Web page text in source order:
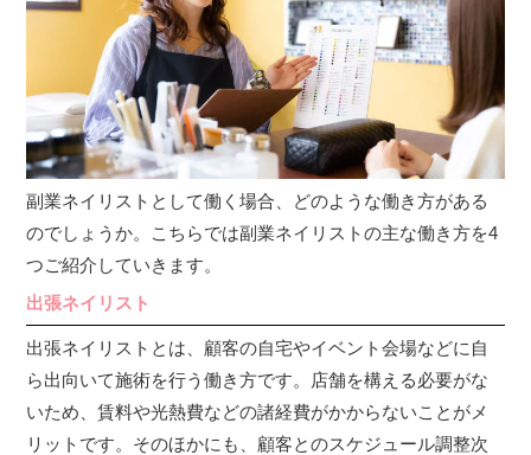
副業ネイリストとして働く場合、どのような働き方がある
のでしょうか。こちらでは副業ネイリストの主な働き方を4
つご紹介していきます。
出張ネイリスト
出張ネイリストとは、顧客の自宅やイベント会場などに自
ら出向いて施術を行う働き方です。店舗を構える必要がな
いため、賃料や光熱費などの諸経費がかからないことがメ
リットです。そのほかにも、顧客とのスケジュール調整次